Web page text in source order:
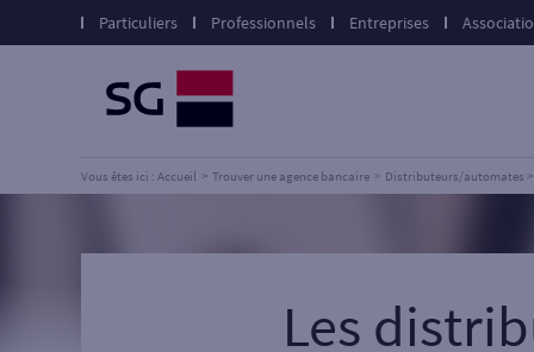
Particuliers Professionnels Entreprises
Vous êtes ici : Accueil Trouver une agence bancaire Distributeurs/automates
Les